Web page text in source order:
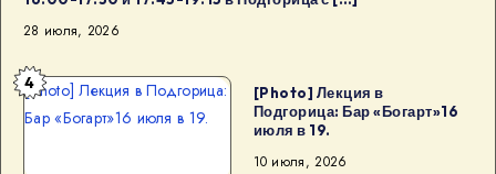
28 июля, 2026
[Photo] Лекция в Подгорица:
Бар «Богарт»16 июля в 19.
4
[Photo] Лекция в
Подгорица: Бар «Богарт»16
июля в 19.
10 июля, 2026